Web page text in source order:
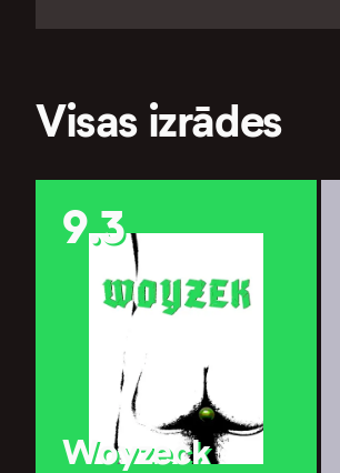
Visas izrādes
9.3
Woyzeck